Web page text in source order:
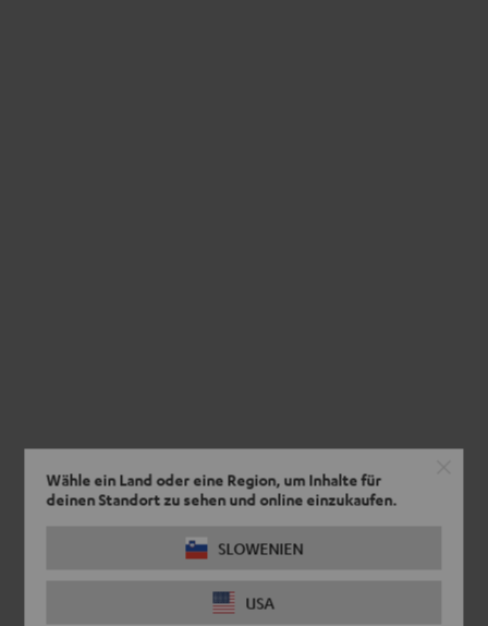
Wähle ein Land oder eine Region, um Inhalte für
deinen Standort zu sehen und online einzukaufen.
SLOWENIEN
USA